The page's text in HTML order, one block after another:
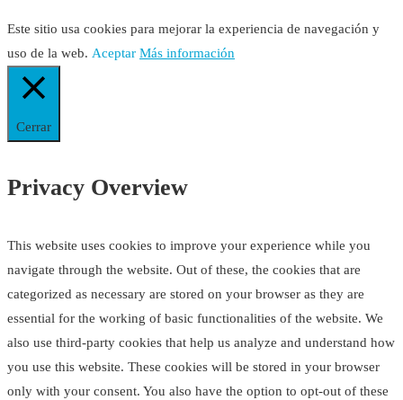
Este sitio usa cookies para mejorar la experiencia de navegación y
uso de la web. Aceptar Más información
Cerrar
Privacy Overview
This website uses cookies to improve your experience while you
navigate through the website. Out of these, the cookies that are
categorized as necessary are stored on your browser as they are
essential for the working of basic functionalities of the website. We
also use third-party cookies that help us analyze and understand how
you use this website. These cookies will be stored in your browser
only with your consent. You also have the option to opt-out of these